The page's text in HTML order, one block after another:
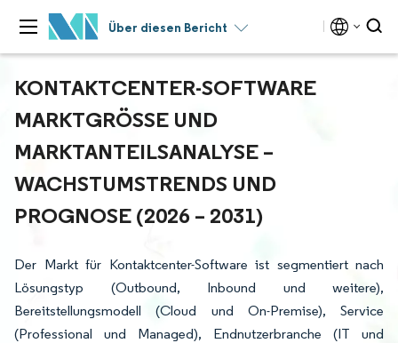
Über diesen Bericht
KONTAKTCENTER-SOFTWARE
MARKTGRÖSSE UND M
ARKTANTEILSANALYSE – W
ACHSTUMSTRENDS UND P
ROGNOSE (2026 – 2031)
Der Markt für Kontaktcenter-Software ist segmentiert nach
Lösungstyp (Outbound, Inbound und weitere),
Bereitstellungsmodell (Cloud und On-Premise), Service
(Professional und Managed), Endnutzerbranche (IT und